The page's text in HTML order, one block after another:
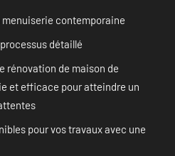
contemporaine
détaillé
rénovation de maison de
et efficace pour atteindre un
pour vos travaux avec une